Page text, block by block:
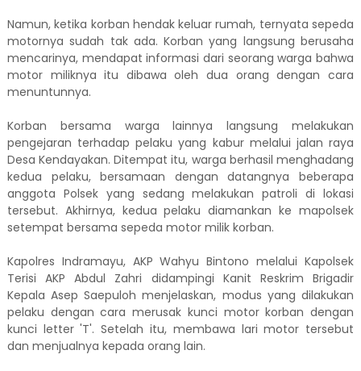
Namun, ketika korban hendak keluar rumah, ternyata sepeda
motornya sudah tak ada. Korban yang langsung berusaha
mencarinya, mendapat informasi dari seorang warga bahwa
motor miliknya itu dibawa oleh dua orang dengan cara
menuntunnya.
Korban bersama warga lainnya langsung melakukan
pengejaran terhadap pelaku yang kabur melalui jalan raya
Desa Kendayakan. Ditempat itu, warga berhasil menghadang
kedua pelaku, bersamaan dengan datangnya beberapa
anggota Polsek yang sedang melakukan patroli di lokasi
tersebut. Akhirnya, kedua pelaku diamankan ke mapolsek
setempat bersama sepeda motor milik korban.
Kapolres Indramayu, AKP Wahyu Bintono melalui Kapolsek
Terisi AKP Abdul Zahri didampingi Kanit Reskrim Brigadir
Kepala Asep Saepuloh menjelaskan, modus yang dilakukan
pelaku dengan cara merusak kunci motor korban dengan
kunci letter 'T'. Setelah itu, membawa lari motor tersebut
dan menjualnya kepada orang lain.